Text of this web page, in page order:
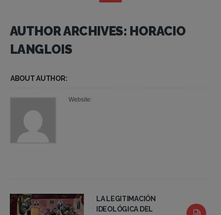
AUTHOR ARCHIVES: HORACIO
LANGLOIS
ABOUT AUTHOR:
Website:
LA LEGITIMACIÓN
IDEOLÓGICA DEL